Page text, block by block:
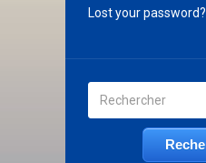
Lost your password?